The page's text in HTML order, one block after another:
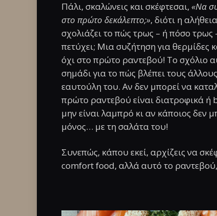
Πάλι, σκαλώνεις και σκέφτεσαι, «Να
στο πρώτο δεκάλεπτο;», διότι η
σχολιάζει το πώς τρως – ή πόσο
πετύχει; Μια συζήτηση για
όχι στο πρώτο ραντεβού! Το σχόλιο
σημάδι για το πώς βλέπει τους
εαυτούλη του. Αν δεν μπορεί να
πρώτο ραντεβού είναι διατροφικά ή
μην είναι λαμπρό κι αν κάποιος δεν
μόνος… με τη σαλάτα του!
Συνεπώς, κάπου εκεί, αρχίζεις να
comfort food, αλλά αυτό το ραντεβού,